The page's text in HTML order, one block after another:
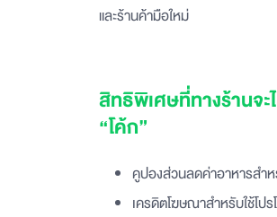
และร้านค้ามือใหม่
สิทธิพิเศษที่ทางร้านจ
“โค้ก”
คูปองส่วนลดค่าอาหารสำ
เครดิตโฆษณาสำหรับใช้โป